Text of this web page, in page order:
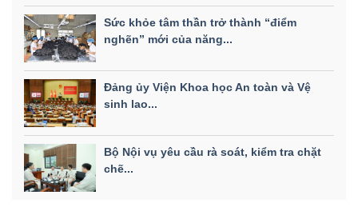
Sức khỏe tâm thần trở thành “điểm
nghẽn” mới của năng...
Đảng ủy Viện Khoa học An toàn và Vệ
sinh lao...
Bộ Nội vụ yêu cầu rà soát, kiểm tra chặt
chẽ...